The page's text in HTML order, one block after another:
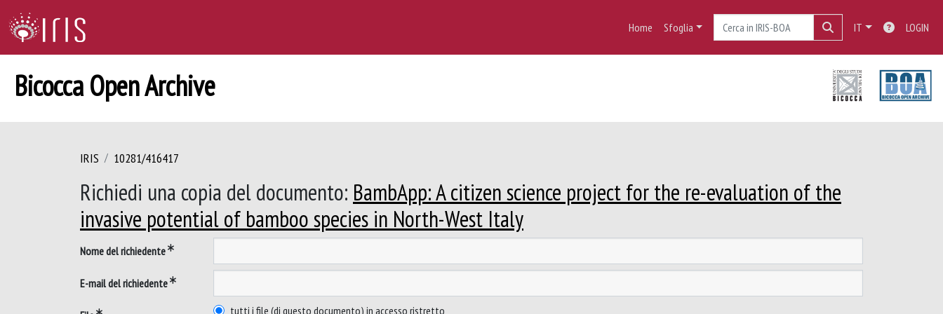
Home Sfoglia IT LOGIN
Bicocca Open Archive
IRIS 10281/416417
Richiedi una copia del documento: BambApp: A citizen science project for the re-evaluation of the
invasive potential of bamboo species in North-West Italy
Nome del richiedente
E-mail del richiedente
tutti i file (di questo documento) in accesso ristretto